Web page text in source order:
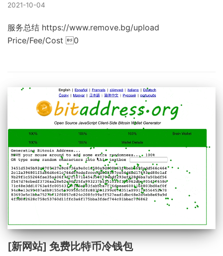
2021-10-04
服务总结 https://www.remove.bg/upload
Price/Fee/Cost 0
[新网站] 免费比特币冷钱包